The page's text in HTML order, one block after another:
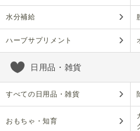
水分補給
ハーブサプリメント
日用品・雑貨
すべての日用品・雑貨
おもちゃ・知育